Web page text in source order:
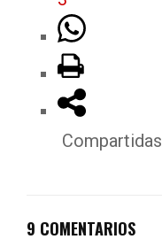
Compartidas
9 COMENTARIOS